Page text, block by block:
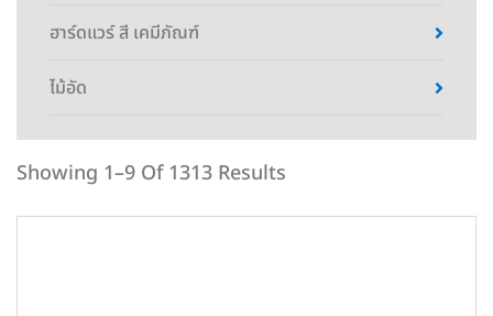
ฮาร์ดแวร์ สี เคมีภัณฑ์
ไม้อัด
Showing 1–9 Of 1313 Results